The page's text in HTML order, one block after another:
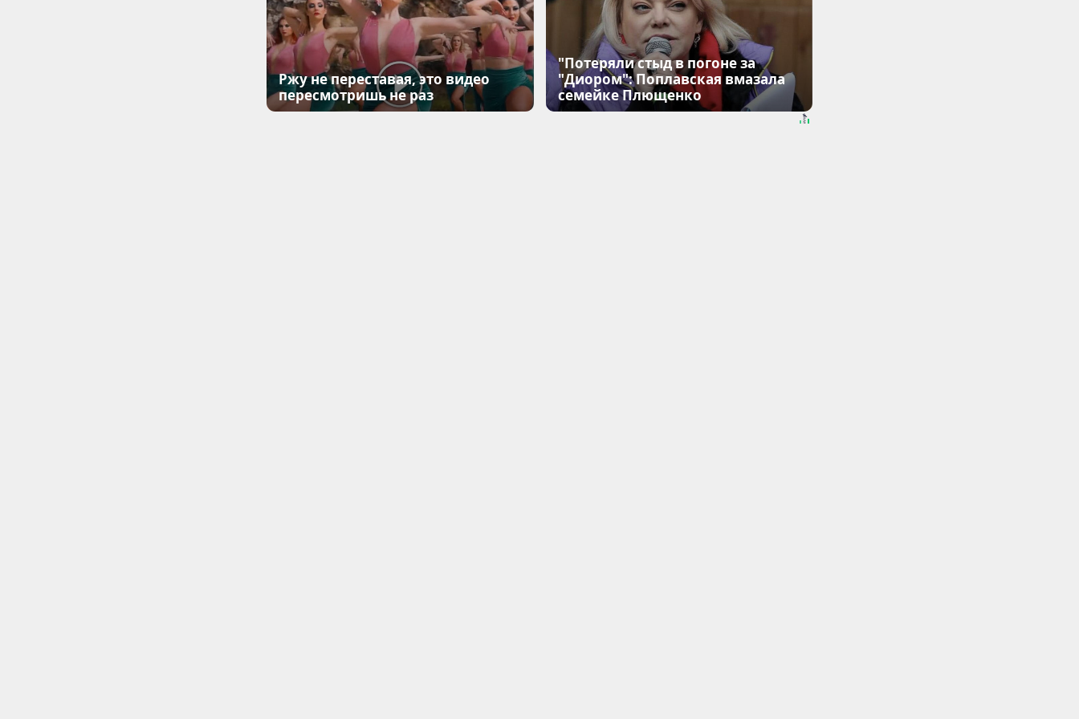
Ржу не переставая, это видео
пересмотришь не раз
"Потеряли стыд в погоне за
"Диором": Поплавская вмазала
семейке Плющенко